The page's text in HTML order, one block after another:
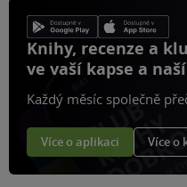
Knihy, recenze a
ve vaší kapse a
Každý měsíc společně
Více o aplikaci Více o